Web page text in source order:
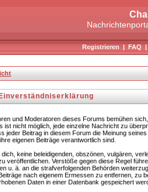
Registrieren|FAQ
und Moderatoren dieses Forums bemühen
ist nicht möglich, jede einzelne Nachricht zu
jeder Beitrag in diesem Forum die Meinung
eigenen Beiträge verantwortlich sind.
keine beleidigenden, obszönen, vulgären,
veröffentlichen. Verstöße gegen diese Regel
u. ä. an die strafverfolgenden Behörden
nach eigenem Ermessen zu entfernen, zu
Daten in einer Datenbank gespeichert